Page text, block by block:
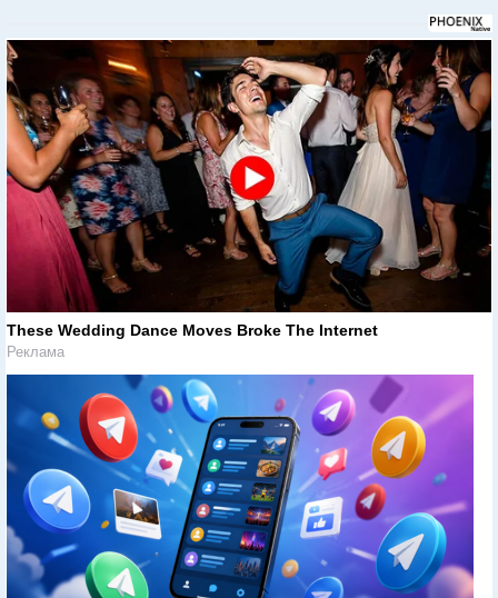
These Wedding Dance Moves Broke The Internet
Реклама